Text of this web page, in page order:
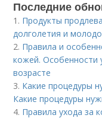
Последние
1. Продукты
долголетия и
2. Правила и
кожей. Особенности
возрасте
3. Какие процедуры
Какие процедуры
4. Правила ухода за